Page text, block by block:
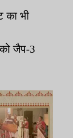
का भी
जैप-3